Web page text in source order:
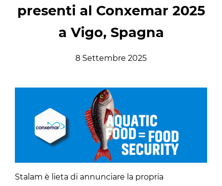
presenti al Conxemar 2025
a Vigo, Spagna
8 Settembre 2025
Stalam è lieta di annunciare la propria